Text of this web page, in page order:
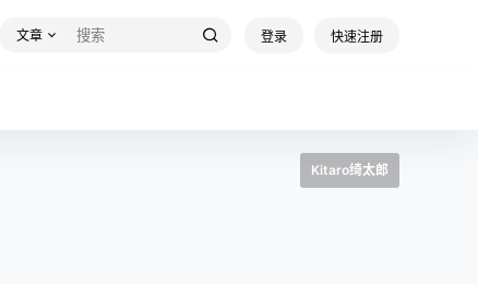
文章 登录 快速注册
Kitaro绮太郎